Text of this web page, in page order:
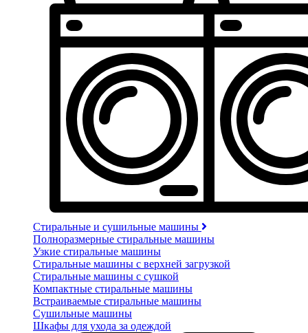
Стиральные и сушильные машины
Полноразмерные стиральные машины
Узкие стиральные машины
Стиральные машины с верхней загрузкой
Стиральные машины с сушкой
Компактные стиральные машины
Встраиваемые стиральные машины
Сушильные машины
Шкафы для ухода за одеждой